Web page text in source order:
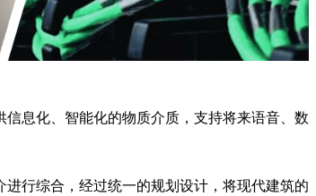
息化、智能化的物质介质，支持将来语音、数
行综合，经过统一的规划设计，将现代建筑的